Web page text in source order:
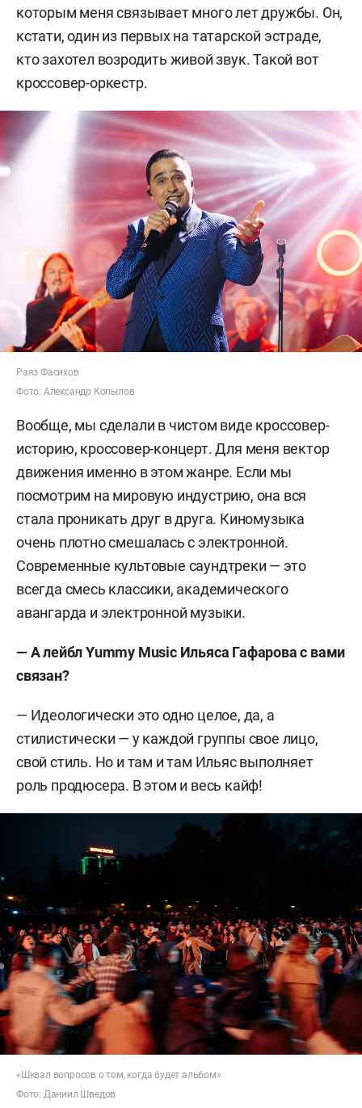
которым меня связывает много лет дружбы. Он,
кстати, один из первых на татарской эстраде,
кто захотел возродить живой звук. Такой вот
кроссовер-оркестр.
Раяз Фасихов
Фото: Александр Копылов
Вообще, мы сделали в чистом виде кроссовер-
историю, кроссовер-концерт. Для меня вектор
движения именно в этом жанре. Если мы
посмотрим на мировую индустрию, она вся
стала проникать друг в друга. Киномузыка
очень плотно смешалась с электронной.
Современные культовые саундтреки — это
всегда смесь классики, академического
авангарда и электронной музыки.
— А лейбл Yummy Music Ильяса Гафарова с вами
связан?
— Идеологически это одно целое, да, а
стилистически — у каждой группы свое лицо,
свой стиль. Но и там и там Ильяс выполняет
роль продюсера. В этом и весь кайф!
«Шквал вопросов о том, когда будет альбом»
Фото: Даниил Шведов